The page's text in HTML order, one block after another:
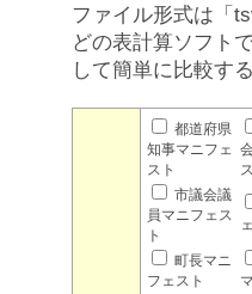
ファイル形式は「
どの表計算ソフト
して簡単に比較す
都道府県
知事マニフェ
スト
市議会議
員マニフェス
ト
町長マニ
フェスト